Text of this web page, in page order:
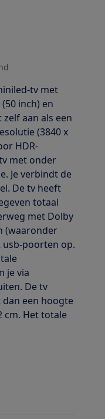
tv met
inch) en
aan als een
(3840 x
HDR-
met onder
Je verbindt de
De tv heeft
totaal
met Dolby
(waaronder
usb-poorten op.
je via
De tv
een hoogte
cm. Het totale